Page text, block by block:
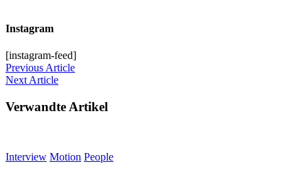
Instagram
[instagram-feed]
PreviousArticle
NextArticle
Verwandte Artikel
Interview Motion People